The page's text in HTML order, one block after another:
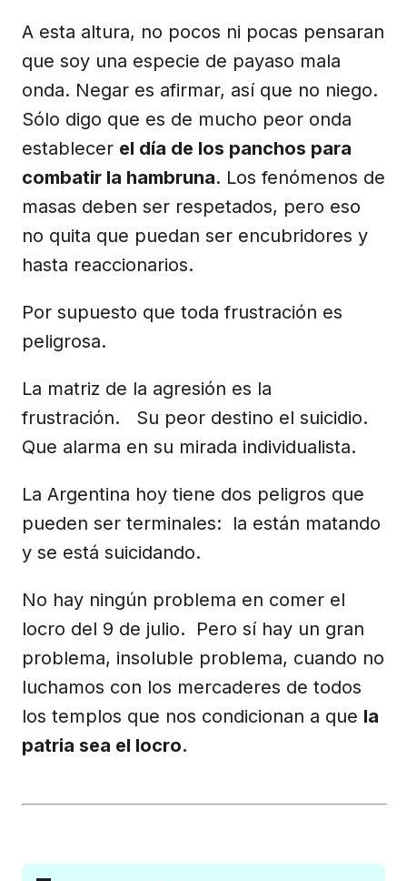
A esta altura, no pocos ni pocas pensaran
que soy una especie de payaso mala
onda. Negar es afirmar, así que no niego.
Sólo digo que es de mucho peor onda
establecer el día de los panchos para
combatir la hambruna. Los fenómenos de
masas deben ser respetados, pero eso
no quita que puedan ser encubridores y
hasta reaccionarios.
Por supuesto que toda frustración es
peligrosa.
La matriz de la agresión es la
frustración. Su peor destino el suicidio.
Que alarma en su mirada individualista.
La Argentina hoy tiene dos peligros que
pueden ser terminales: la están matando
y se está suicidando.
No hay ningún problema en comer el
locro del 9 de julio. Pero sí hay un gran
problema, insoluble problema, cuando no
luchamos con los mercaderes de todos
los templos que nos condicionan a que la
patria sea el locro.